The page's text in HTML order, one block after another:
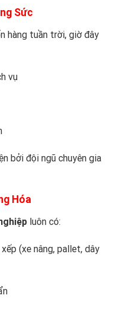
Sức
hàng tuần trời, giờ đây
vụ
bởi đội ngũ chuyên gia
Hóa
luôn có:
(xe nâng, pallet, dây